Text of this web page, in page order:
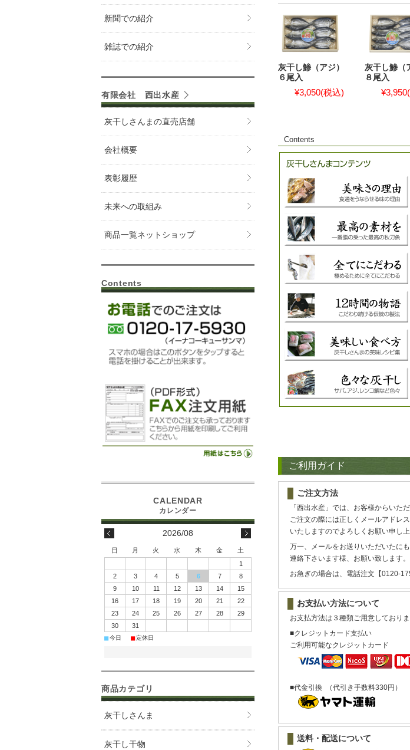
灰干し鯵（アジ）
６尾入
¥3,050(税込)
灰干し鯵（
８尾入
¥3,950
Contents
ご利用ガイド
ご注文方法
「西出水産」では、お客様からいた
ご注文の際には正しくメールアドレ
いたしますのでよろしくお願い申し上
万一、メールをお送りいただいたに
連絡下さいます様、お願い致します
お急ぎの場合は、電話注文【0120-
お支払い方法について
お支払方法は３種類ご用意しておりま
■クレジットカード支払い
ご利用可能なクレジットカード
■代金引換 （代引き手数料330円）
送料・配送について
新聞での紹介
雑誌での紹介
有限会社 西出水産
灰干しさんまの直売店舗
会社概要
表彰履歴
未来への取組み
商品一覧ネットショップ
Contents
2026/08
日 月 火 水 木 金
土
1
2
3 4 5 6 7
8
9
10 11 12 13 14
15
16
17 18 19 20 21
22
23
24 25 26 27 28
29
30
31
■今日 ■定休日
商品カテゴリ
灰干しさんま
灰干し干物